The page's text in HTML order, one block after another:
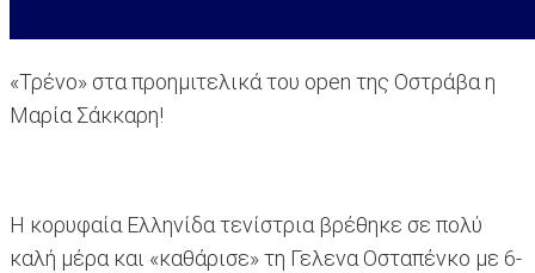
«Τρένο» στα προημιτελικά του open της Οστράβα η
Μαρία Σάκκαρη!
Η κορυφαία Ελληνίδα τενίστρια βρέθηκε σε πολύ
καλή μέρα και «καθάρισε» τη Γελενα Οσταπένκο με 6-